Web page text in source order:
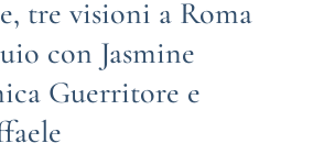
tre visioni a Roma
con Jasmine
Guerritore e